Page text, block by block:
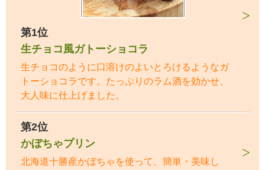
第1位
生チョコ風ガトーショコラ
生チョコのように口溶けのよいとろけるようなガ
トーショコラです。たっぷりのラム酒を効かせ、
大人味に仕上げました。
第2位
かぼちゃプリン
北海道十勝産かぼちゃを使って、簡単・美味し